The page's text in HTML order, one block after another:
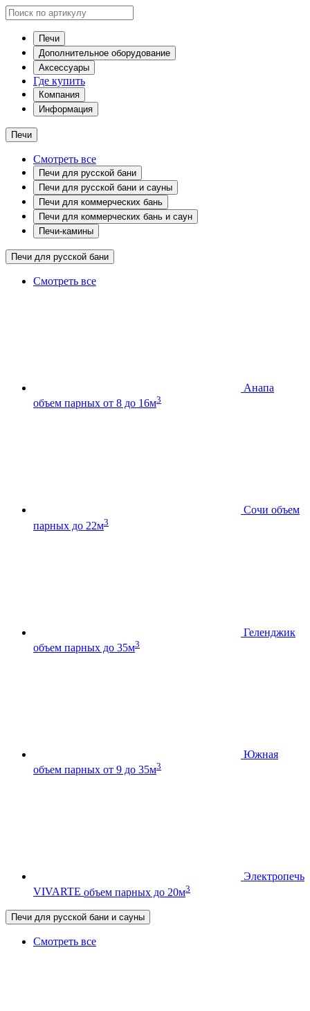
Печи
Дополнительное оборудование
Аксессуары
Где купить
Компания
Информация
Печи
Смотреть все
Печи для русской бани
Печи для русской бани и сауны
Печи для коммерческих бань
Печи для коммерческих бань и саун
Печи-камины
Печи для русской бани
Смотреть все
Анапа
объем парных от 8 до 16м3
Сочи объем
парных до 22м3
Геленджик
объем парных до 35м3
Южная
объем парных от 9 до 35м3
Электропечь
VIVARTE объем парных до 20м3
Печи для русской бани и сауны
Смотреть все